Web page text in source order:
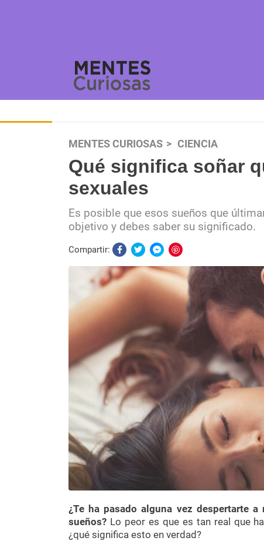
MENTES CURIOSAS CIENCIA
Qué significa soñar
sexuales
Es posible que esos sueños que
objetivo y debes saber su significado.
Compartir:
¿Te ha pasado alguna vez despertarte
sueños? Lo peor es que es tan real que
¿qué significa esto en verdad?